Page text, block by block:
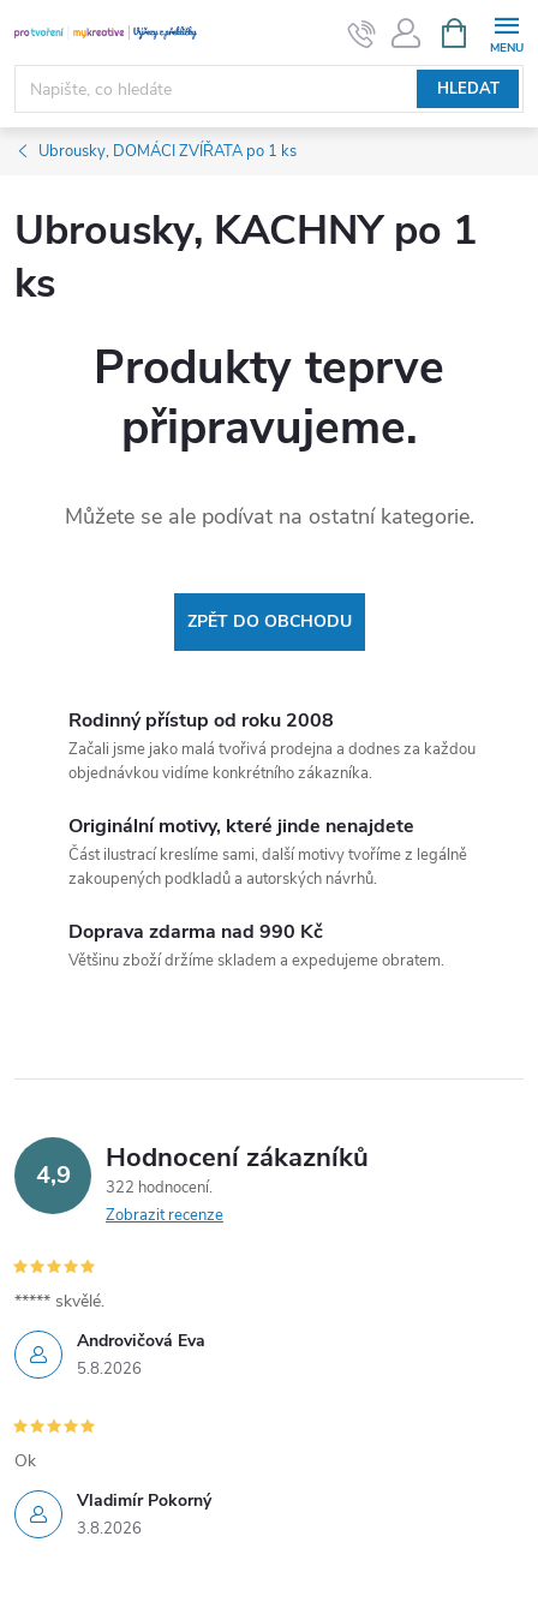
na
obsah
HLEDAT
NÁKUPNÍ
KOŠÍK
Ubrousky, DOMÁCI ZVÍŘATA po 1 ks
Ubrousky, KACHNY po 1
ks
Produkty teprve
připravujeme.
Můžete se ale podívat na ostatní kategorie.
ZPĚT DO OBCHODU
Rodinný přístup od roku 2008
Začali jsme jako malá tvořivá prodejna a dodnes za každou
objednávkou vidíme konkrétního zákazníka.
Originální motivy, které jinde nenajdete
Část ilustrací kreslíme sami, další motivy tvoříme z legálně
zakoupených podkladů a autorských návrhů.
Doprava zdarma nad 990 Kč
Většinu zboží držíme skladem a expedujeme obratem.
4,9 Hodnocení zákazníků
322 hodnocení
Zobrazit recenze
Androvičová Eva
5.8.2026
***** skvělé.
Vladimír Pokorný
3.8.2026
Ok